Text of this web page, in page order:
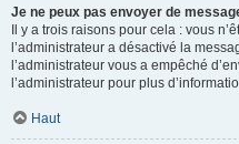
Je ne peux pas envoyer de
Il y a trois raisons pour cela : vous
l’administrateur a désactivé la
l’administrateur vous a empêché
l’administrateur pour plus
Haut